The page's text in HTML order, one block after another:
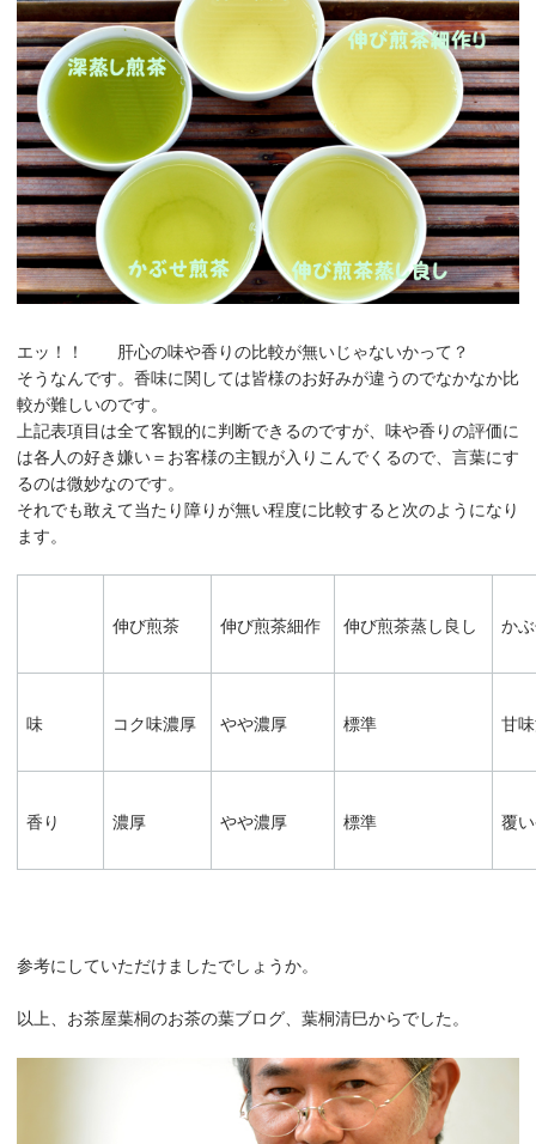
エッ！！ 肝心の味や香りの比較が無いじゃないかって？
そうなんです。香味に関しては皆様のお好みが違うのでなかなか比
較が難しいのです。
上記表項目は全て客観的に判断できるのですが、味や香りの評価に
は各人の好き嫌い＝お客様の主観が入りこんでくるので、言葉にす
るのは微妙なのです。
それでも敢えて当たり障りが無い程度に比較すると次のようになり
ます。
伸び煎茶 伸び煎茶細作 伸び煎茶蒸し良し か
味 コク味濃厚 やや濃厚 標準 甘
香り 濃厚 やや濃厚 標準 覆
参考にしていただけましたでしょうか。
以上、お茶屋葉桐のお茶の葉ブログ、葉桐清巳からでした。